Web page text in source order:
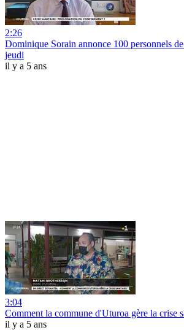
2:26
Dominique Sorain annonce 100 personnels
jeudi
il y a 5 ans
3:04
Comment la commune d'Uturoa gère la crise
il y a 5 ans